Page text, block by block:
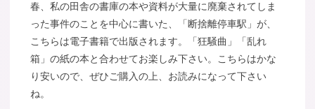
春、私の田舎の書庫の本や資料が大量に廃棄されてしま
った事件のことを中心に書いた、「断捨離停車駅」が、
こちらは電子書籍で出版されます。「狂騒曲」「乱れ
箱」の紙の本と合わせてお楽しみ下さい。こちらはかな
り安いので、ぜひご購入の上、お読みになって下さい
ね。